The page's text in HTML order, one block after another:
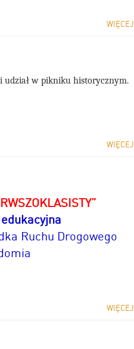
WIĘCEJ
udział w pikniku historycznym.
WIĘCEJ
edukacyjna
Ruchu Drogowego
WIĘCEJ